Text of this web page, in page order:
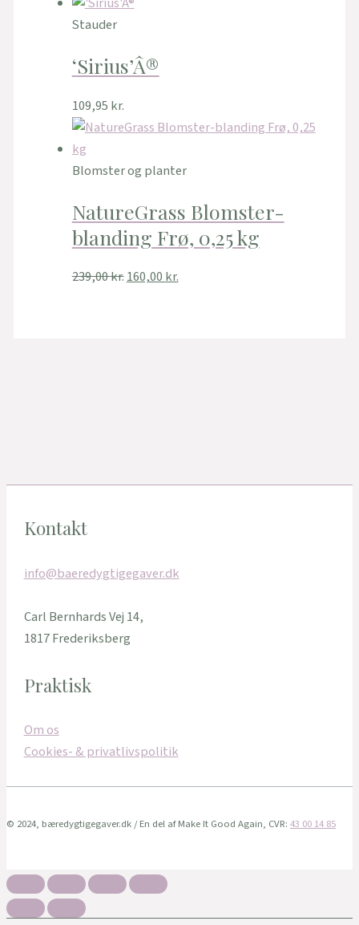
Stauder
‘Sirius’Â®
109,95 kr.
Blomster og planter
NatureGrass Blomster-
blanding Frø, 0,25 kg
239,00kr.160,00kr.
Kontakt
info@baeredygtigegaver.dk
Carl Bernhards Vej 14,
1817 Frederiksberg
Praktisk
Om os
Cookies- & privatlivspolitik
© 2024, bæredygtigegaver.dk / En del af Make It Good Again, CVR: 43 00 14 85